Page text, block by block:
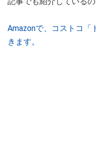
Amazonで、コストコ「
きます。